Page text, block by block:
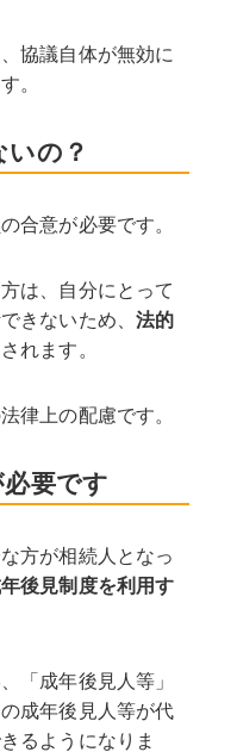
協議自体が無効に
。
いの？
合意が必要です。
は、自分にとって
きないため、 法的
れます。
律上の配慮です。
要です
方が相続人となっ
後見制度を利用す
「成年後見人等」
成年後見人等が代
るようになりま